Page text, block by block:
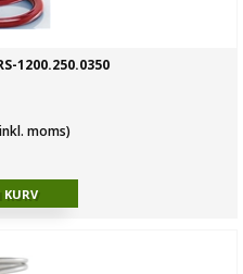
1200.250.0350
moms)